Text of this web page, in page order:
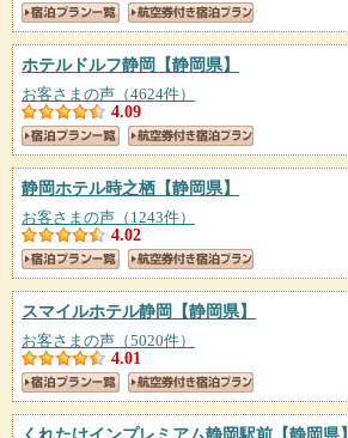
ホテルドルフ静岡 【静岡県】
お客さまの声（4624件）
4.09
静岡ホテル時之栖 【静岡県】
お客さまの声（1243件）
4.02
スマイルホテル静岡 【静岡県】
お客さまの声（5020件）
4.01